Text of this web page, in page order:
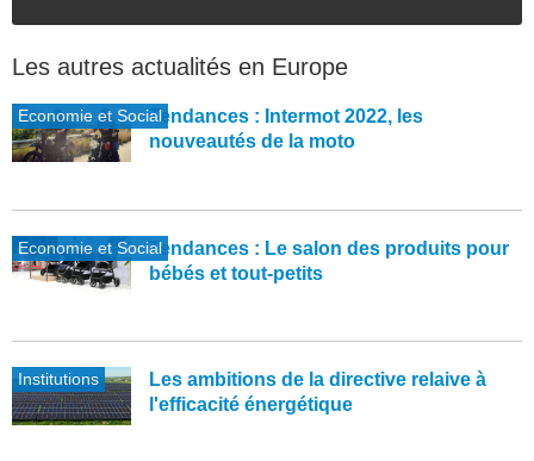
Les autres actualités en Europe
Economie et SocialTendances : Intermot 2022, les
nouveautés de la moto
Economie et SocialTendances : Le salon des produits pour
bébés et tout-petits
Institutions
Les ambitions de la directive relaive à
l'efficacité énergétique